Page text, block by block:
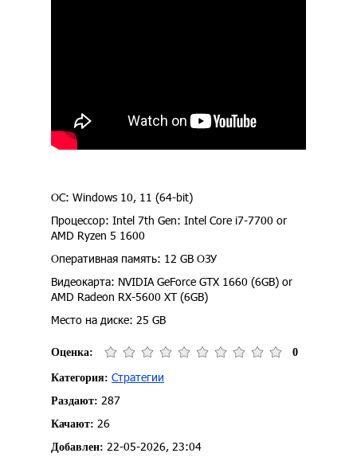
ОС: Windows 10, 11 (64-bit)
Процессор: Intel 7th Gen: Intel Core i7-7700 or
AMD Ryzen 5 1600
Оперативная память: 12 GB ОЗУ
Видеокарта: NVIDIA GeForce GTX 1660 (6GB) or
AMD Radeon RX-5600 XT (6GB)
Место на диске: 25 GB
Оценка: 0
Категория: Стратегии
Раздают: 287
Качают: 26
Добавлен: 22-05-2026, 23:04